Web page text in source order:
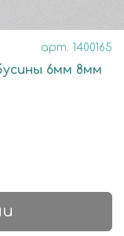
арт. 1400165
6мм 8мм